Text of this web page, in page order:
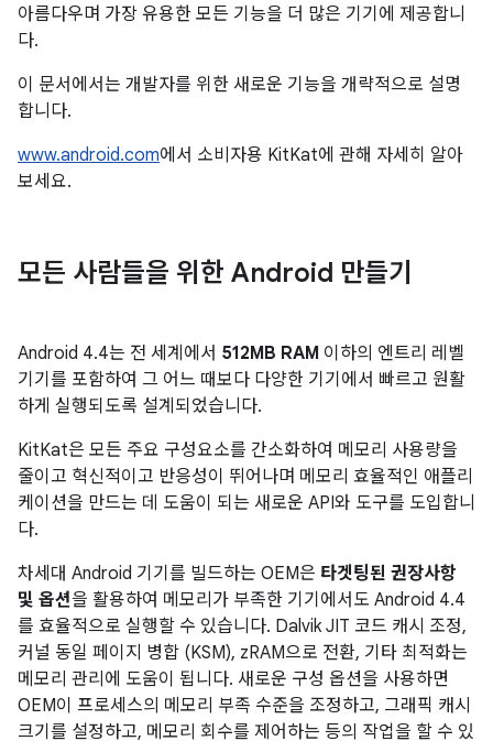
아름다우며 가장 유용한 모든 기능을 더 많은 기기에 제공합니
다.
이 문서에서는 개발자를 위한 새로운 기능을 개략적으로 설명
합니다.
www.android.com에서 소비자용 KitKat에 관해 자세히 알아
보세요.
모든 사람들을 위한 Android 만들기
Android 4.4는 전 세계에서 512MB RAM 이하의 엔트리 레벨
기기를 포함하여 그 어느 때보다 다양한 기기에서 빠르고 원활
하게 실행되도록 설계되었습니다.
KitKat은 모든 주요 구성요소를 간소화하여 메모리 사용량을
줄이고 혁신적이고 반응성이 뛰어나며 메모리 효율적인 애플리
케이션을 만드는 데 도움이 되는 새로운 API와 도구를 도입합니
다.
차세대 Android 기기를 빌드하는 OEM은 타겟팅된 권장사항
및 옵션을 활용하여 메모리가 부족한 기기에서도 Android 4.4
를 효율적으로 실행할 수 있습니다. Dalvik JIT 코드 캐시 조정,
커널 동일 페이지 병합 (KSM), zRAM으로 전환, 기타 최적화는
메모리 관리에 도움이 됩니다. 새로운 구성 옵션을 사용하면
OEM이 프로세스의 메모리 부족 수준을 조정하고, 그래픽 캐시
크기를 설정하고, 메모리 회수를 제어하는 등의 작업을 할 수 있